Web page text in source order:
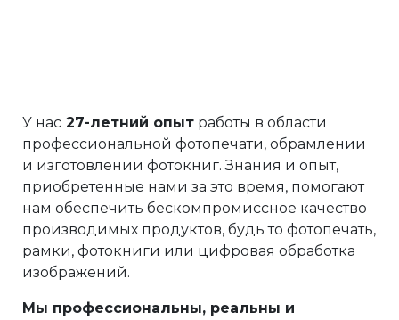
У нас 27-летний опыт работы в области
профессиональной фотопечати, обрамлении
и изготовлении фотокниг. Знания и опыт,
приобретенные нами за это время, помогают
нам обеспечить бескомпромиссное качество
производимых продуктов, будь то фотопечать,
рамки, фотокниги или цифровая обработка
изображений.
Мы профессиональны, реальны и